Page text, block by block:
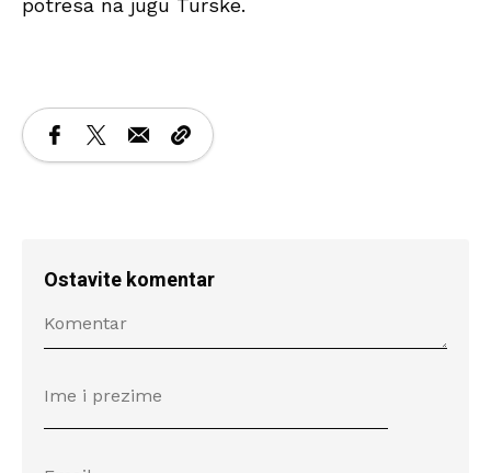
potresa na jugu Turske.
Ostavite komentar